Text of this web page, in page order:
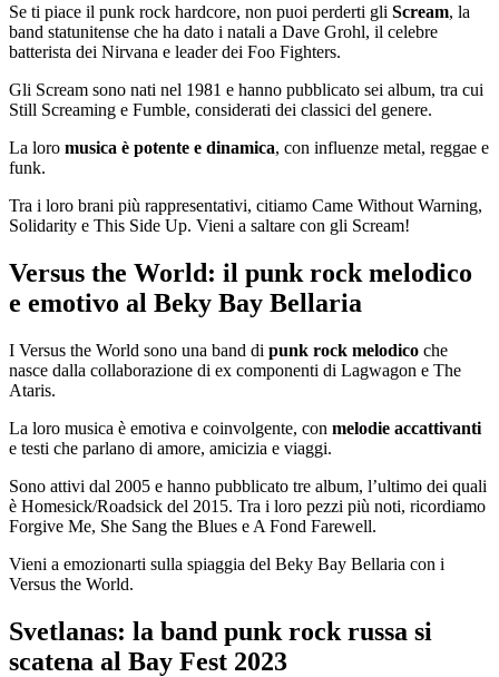
Se ti piace il punk rock hardcore, non puoi perderti gli Scream, la
band statunitense che ha dato i natali a Dave Grohl, il celebre
batterista dei Nirvana e leader dei Foo Fighters.
Gli Scream sono nati nel 1981 e hanno pubblicato sei album, tra cui
Still Screaming e Fumble, considerati dei classici del genere.
La loro musica è potente e dinamica, con influenze metal, reggae e
funk.
Tra i loro brani più rappresentativi, citiamo Came Without Warning,
Solidarity e This Side Up. Vieni a saltare con gli Scream!
Versus the World: il punk rock melodico
e emotivo al Beky Bay Bellaria
I Versus the World sono una band di punk rock melodico che
nasce dalla collaborazione di ex componenti di Lagwagon e The
Ataris.
La loro musica è emotiva e coinvolgente, con melodie accattivanti
e testi che parlano di amore, amicizia e viaggi.
Sono attivi dal 2005 e hanno pubblicato tre album, l’ultimo dei quali
è Homesick/Roadsick del 2015. Tra i loro pezzi più noti, ricordiamo
Forgive Me, She Sang the Blues e A Fond Farewell.
Vieni a emozionarti sulla spiaggia del Beky Bay Bellaria con i
Versus the World.
Svetlanas: la band punk rock russa si
scatena al Bay Fest 2023